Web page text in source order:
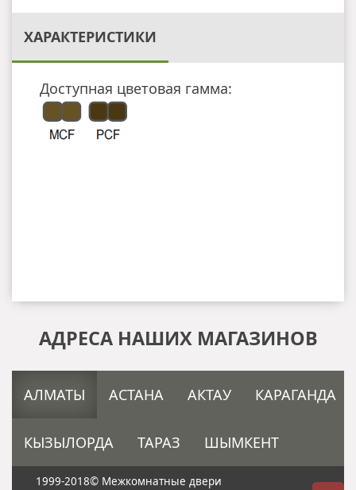
ХАРАКТЕРИСТИКИ
Доступная цветовая гамма:
АДРЕСА НАШИХ МАГАЗИНОВ
АЛМАТЫ АСТАНА АКТАУ КАРАГАНДА
КЫЗЫЛОРДА ТАРАЗ ШЫМКЕНТ
1999-2018© Межкомнатные двери